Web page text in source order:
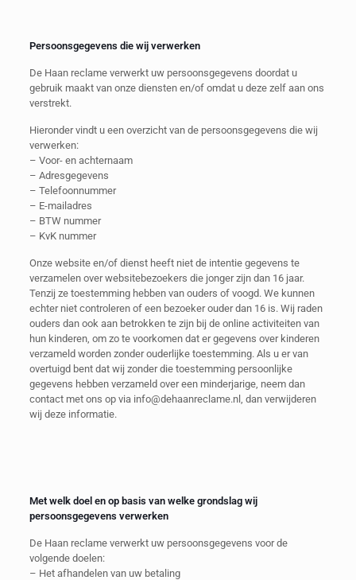
Persoonsgegevens die wij verwerken
De Haan reclame verwerkt uw persoonsgegevens doordat u
gebruik maakt van onze diensten en/of omdat u deze zelf aan ons
verstrekt.
Hieronder vindt u een overzicht van de persoonsgegevens die wij
verwerken:
– Voor- en achternaam
– Adresgegevens
– Telefoonnummer
– E-mailadres
– BTW nummer
– KvK nummer
Onze website en/of dienst heeft niet de intentie gegevens te
verzamelen over websitebezoekers die jonger zijn dan 16 jaar.
Tenzij ze toestemming hebben van ouders of voogd. We kunnen
echter niet controleren of een bezoeker ouder dan 16 is. Wij raden
ouders dan ook aan betrokken te zijn bij de online activiteiten van
hun kinderen, om zo te voorkomen dat er gegevens over kinderen
verzameld worden zonder ouderlijke toestemming. Als u er van
overtuigd bent dat wij zonder die toestemming persoonlijke
gegevens hebben verzameld over een minderjarige, neem dan
contact met ons op via info@dehaanreclame.nl, dan verwijderen
wij deze informatie.
Met welk doel en op basis van welke grondslag wij
persoonsgegevens verwerken
De Haan reclame verwerkt uw persoonsgegevens voor de
volgende doelen:
– Het afhandelen van uw betaling